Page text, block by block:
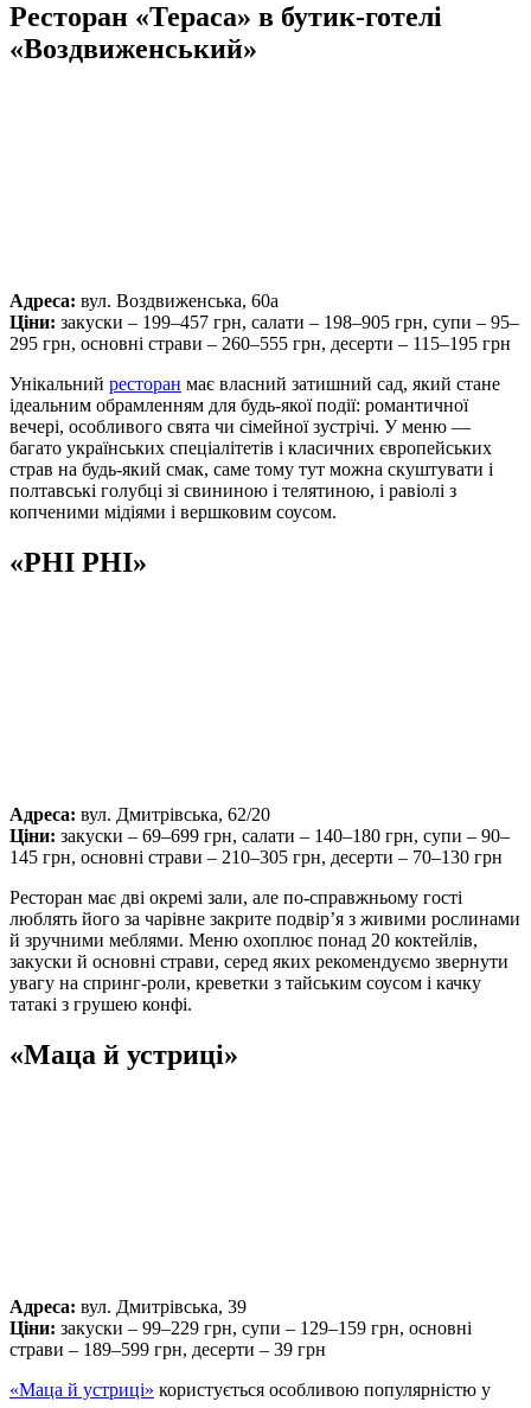
Ресторан «Тераса» в бутик-готелі
«Воздвиженський»
Адреса: вул. Воздвиженська, 60а
Ціни: закуски – 199–457 грн, салати – 198–905 грн, супи – 95–
295 грн, основні страви – 260–555 грн, десерти – 115–195 грн
Унікальний ресторан має власний затишний сад, який стане
ідеальним обрамленням для будь-якої події: романтичної
вечері, особливого свята чи сімейної зустрічі. У меню —
багато українських спеціалітетів і класичних європейських
страв на будь-який смак, саме тому тут можна скуштувати і
полтавські голубці зі свининою і телятиною, і равіолі з
копченими мідіями і вершковим соусом.
«PHI PHI»
Адреса: вул. Дмитрівська, 62/20
Ціни: закуски – 69–699 грн, салати – 140–180 грн, супи – 90–
145 грн, основні страви – 210–305 грн, десерти – 70–130 грн
Ресторан має дві окремі зали, але по-справжньому гості
люблять його за чарівне закрите подвір’я з живими рослинами
й зручними меблями. Меню охоплює понад 20 коктейлів,
закуски й основні страви, серед яких рекомендуємо звернути
увагу на спринг-роли, креветки з тайським соусом і качку
татакі з грушею конфі.
«Маца й устриці»
Адреса: вул. Дмитрівська, 39
Ціни: закуски – 99–229 грн, супи – 129–159 грн, основні
страви – 189–599 грн, десерти – 39 грн
«Маца й устриці» користується особливою популярністю у